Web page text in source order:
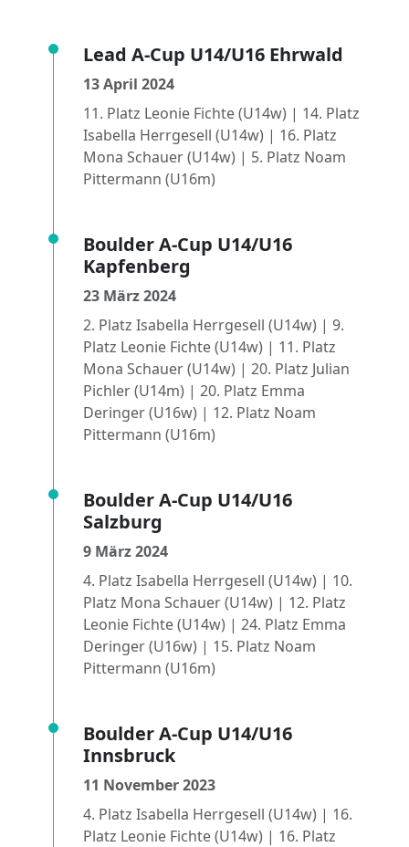
Lead A-Cup U14/U16 Ehrwald
13 April 2024
11. Platz Leonie Fichte (U14w) | 14. Platz
Isabella Herrgesell (U14w) | 16. Platz
Mona Schauer (U14w) | 5. Platz Noam
Pittermann (U16m)
Boulder A-Cup U14/U16
Kapfenberg
23 März 2024
2. Platz Isabella Herrgesell (U14w) | 9.
Platz Leonie Fichte (U14w) | 11. Platz
Mona Schauer (U14w) | 20. Platz Julian
Pichler (U14m) | 20. Platz Emma
Deringer (U16w) | 12. Platz Noam
Pittermann (U16m)
Boulder A-Cup U14/U16
Salzburg
9 März 2024
4. Platz Isabella Herrgesell (U14w) | 10.
Platz Mona Schauer (U14w) | 12. Platz
Leonie Fichte (U14w) | 24. Platz Emma
Deringer (U16w) | 15. Platz Noam
Pittermann (U16m)
Boulder A-Cup U14/U16
Innsbruck
11 November 2023
4. Platz Isabella Herrgesell (U14w) | 16.
Platz Leonie Fichte (U14w) | 16. Platz